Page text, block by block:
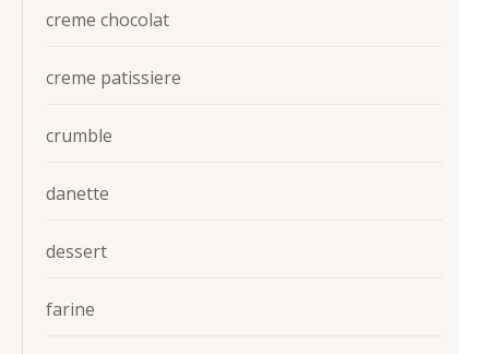
creme chocolat
creme patissiere
crumble
danette
dessert
farine